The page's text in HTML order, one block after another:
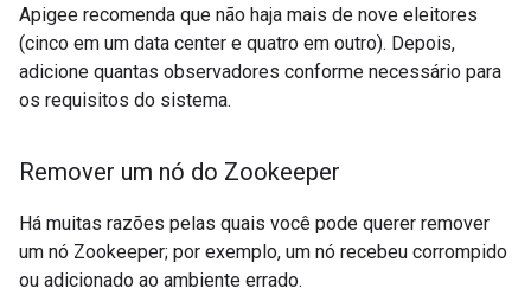
Apigee recomenda que não haja mais de nove eleitores
(cinco em um data center e quatro em outro). Depois,
adicione quantas observadores conforme necessário para
os requisitos do sistema.
Remover um nó do Zookeeper
Há muitas razões pelas quais você pode querer remover
um nó Zookeeper; por exemplo, um nó recebeu corrompido
ou adicionado ao ambiente errado.